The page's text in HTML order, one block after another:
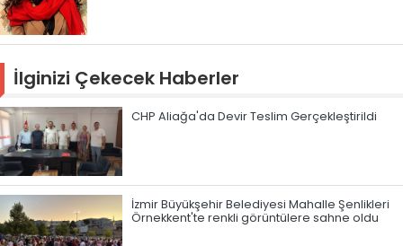
İlginizi Çekecek Haberler
CHP Aliağa'da Devir Teslim Gerçekleştirildi
İzmir Büyükşehir Belediyesi Mahalle Şenlikleri
Örnekkent'te renkli görüntülere sahne oldu